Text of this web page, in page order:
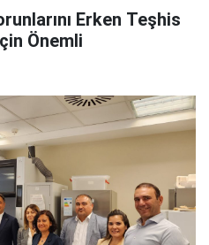
Erken Teşhis
Önemli